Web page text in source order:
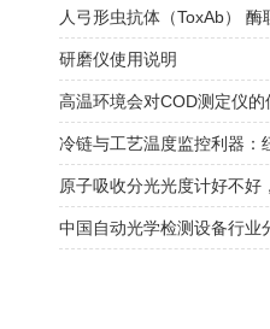
人弓形虫抗体（ToxAb）
研磨仪使用说明
高温环境会对COD测定仪的
原子吸收分光光度计好不好
中国自动光学检测设备行业